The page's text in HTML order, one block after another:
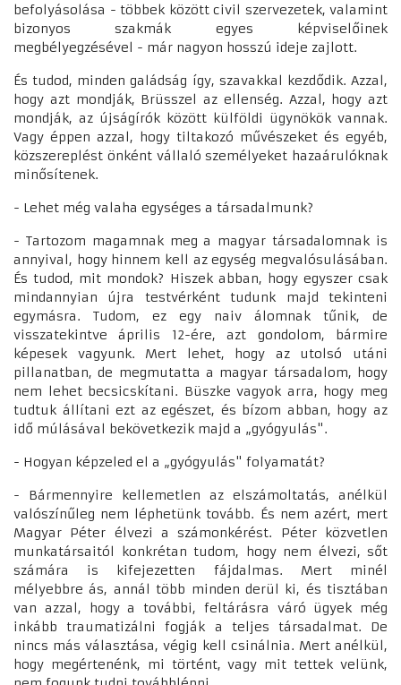
befolyásolása - többek között civil szervezetek, valamint
bizonyos szakmák egyes képviselőinek
megbélyegzésével - már nagyon hosszú ideje zajlott.
És tudod, minden galádság így, szavakkal kezdődik. Azzal,
hogy azt mondják, Brüsszel az ellenség. Azzal, hogy azt
mondják, az újságírók között külföldi ügynökök vannak.
Vagy éppen azzal, hogy tiltakozó művészeket és egyéb,
közszereplést önként vállaló személyeket hazaárulóknak
minősítenek.
- Lehet még valaha egységes a társadalmunk?
- Tartozom magamnak meg a magyar társadalomnak is
annyival, hogy hinnem kell az egység megvalósulásában.
És tudod, mit mondok? Hiszek abban, hogy egyszer csak
mindannyian újra testvérként tudunk majd tekinteni
egymásra. Tudom, ez egy naiv álomnak tűnik, de
visszatekintve április 12-ére, azt gondolom, bármire
képesek vagyunk. Mert lehet, hogy az utolsó utáni
pillanatban, de megmutatta a magyar társadalom, hogy
nem lehet becsicskítani. Büszke vagyok arra, hogy meg
tudtuk állítani ezt az egészet, és bízom abban, hogy az
idő múlásával bekövetkezik majd a „gyógyulás".
- Hogyan képzeled el a „gyógyulás" folyamatát?
- Bármennyire kellemetlen az elszámoltatás, anélkül
valószínűleg nem léphetünk tovább. És nem azért, mert
Magyar Péter élvezi a számonkérést. Péter közvetlen
munkatársaitól konkrétan tudom, hogy nem élvezi, sőt
számára is kifejezetten fájdalmas. Mert minél
mélyebbre ás, annál több minden derül ki, és tisztában
van azzal, hogy a további, feltárásra váró ügyek még
inkább traumatizálni fogják a teljes társadalmat. De
nincs más választása, végig kell csinálnia. Mert anélkül,
hogy megértenénk, mi történt, vagy mit tettek velünk,